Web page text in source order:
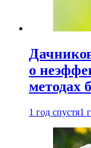
о
методах
1 год спустя1